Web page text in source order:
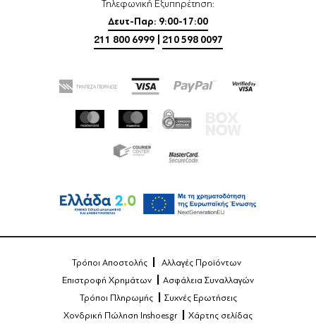
Τηλεφωνική Εξυπηρέτηση:
Δευτ-Παρ: 9:00-17:00
211 800 6999
210 598 0097
Τρόποι Αποστολής
Αλλαγές Προϊόντων
Επιστροφή Χρημάτων
Ασφάλεια Συναλλαγών
Τρόποι Πληρωμής
Συχνές Ερωτήσεις
Χονδρική Πώληση Inshoes.gr
Χάρτης σελίδας